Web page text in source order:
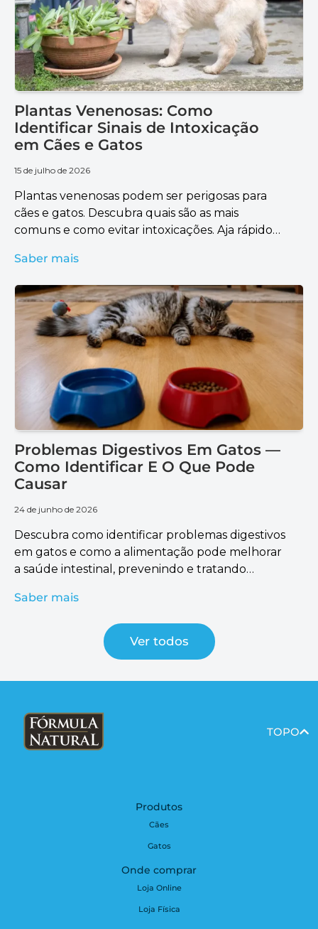
Plantas Venenosas: Como
Identificar Sinais de Intoxicação
em Cães e Gatos
15 de julho de 2026
Plantas venenosas podem ser perigosas para
cães e gatos. Descubra quais são as mais
comuns e como evitar intoxicações. Aja rápido
Saber mais
Problemas Digestivos Em Gatos —
Como Identificar E O Que Pode
Causar
24 de junho de 2026
Descubra como identificar problemas digestivos
em gatos e como a alimentação pode melhorar
a saúde intestinal, prevenindo e tratando
Saber mais
Ver todos
TOPO
Produtos
Cães
Gatos
Onde comprar
Loja Online
Loja Física